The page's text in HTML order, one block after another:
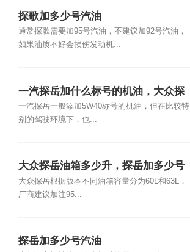
探歌加多少号汽油
通常探歌需要加95号汽油，不建议加92号汽油，
如果油质不好会损伤发动机...
一汽探岳加什么标号的机油，大众探
岳加机油多少升
一汽探岳一般添加5W40标号的机油，但在比较特
别的驾驶环境下，也...
大众探岳油箱多少升，探岳加多少号
汽油合适
大众探岳根据版本不同油箱容量分为60L和63L，
厂商建议加注95...
探岳加多少号汽油